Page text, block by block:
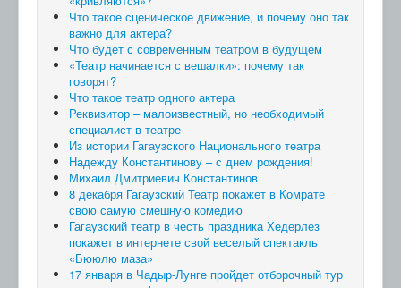
Что такое сценическое движение, и почему оно так
важно для актера?
Что будет с современным театром в будущем
«Театр начинается с вешалки»: почему так
говорят?
Что такое театр одного актера
Реквизитор – малоизвестный, но необходимый
специалист в театре
Из истории Гагаузского Национального театра
Надежду Константинову – с днем рождения!
Михаил Дмитриевич Константинов
8 декабря Гагаузский Театр покажет в Комрате
свою самую смешную комедию
Гагаузский театр в честь праздника Хедерлез
покажет в интернете свой веселый спектакль
«Бююлю маза»
17 января в Чадыр-Лунге пройдет отборочный тур